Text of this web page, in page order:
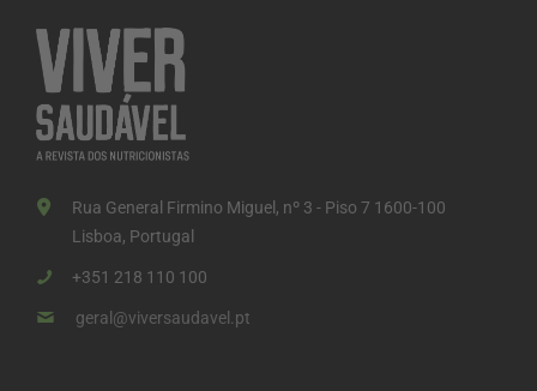
Rua General Firmino Miguel, nº 3 - Piso 7 1600-100
Lisboa, Portugal
+351 218 110 100
geral@viversaudavel.pt